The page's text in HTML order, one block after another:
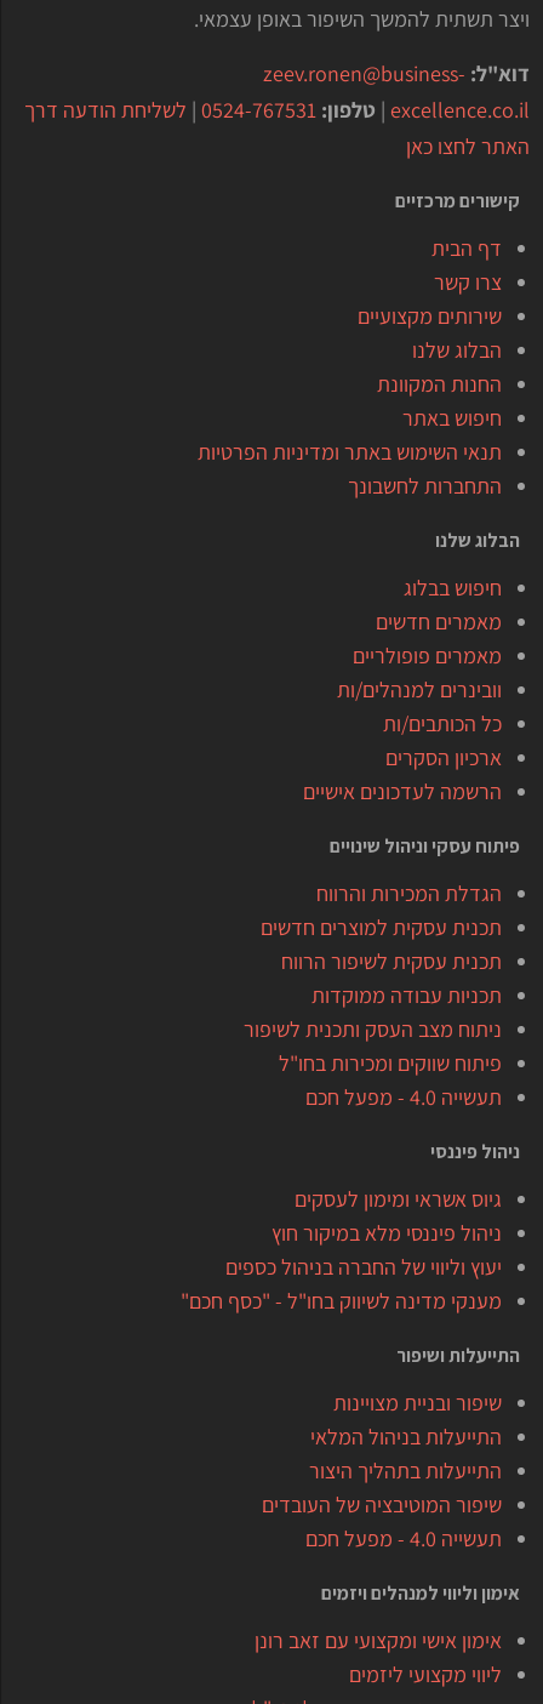
ויצר תשתית להמשך השיפור באופן עצמאי.
דוא"ל: zeev.ronen@business-
excellence.co.il
| טלפון: 0524-767531
| לשליחת הודעה דרך
האתר לחצו כאן
קישורים מרכזיים
דף הבית
צרו קשר
שירותים מקצועיים
הבלוג שלנו
החנות המקוונת
חיפוש באתר
תנאי השימוש באתר ומדיניות הפרטיות
התחברות לחשבונך
הבלוג שלנו
חיפוש בבלוג
מאמרים חדשים
מאמרים פופולריים
וובינרים למנהלים/ות
כל הכותבים/ות
ארכיון הסקרים
הרשמה לעדכונים אישיים
פיתוח עסקי וניהול שינויים
הגדלת המכירות והרווח
תכנית עסקית למוצרים חדשים
תכנית עסקית לשיפור הרווח
תכניות עבודה ממוקדות
ניתוח מצב העסק ותכנית לשיפור
פיתוח שווקים ומכירות בחו"ל
תעשייה 4.0 - מפעל חכם
ניהול פיננסי
גיוס אשראי ומימון לעסקים
ניהול פיננסי מלא במיקור חוץ
יעוץ וליווי של החברה בניהול כספים
מענקי מדינה לשיווק בחו"ל - "כסף חכם"
התייעלות ושיפור
שיפור ובניית מצויינות
התייעלות בניהול המלאי
התייעלות בתהליך היצור
שיפור המוטיבציה של העובדים
תעשייה 4.0 - מפעל חכם
אימון וליווי למנהלים ויזמים
אימון אישי ומקצועי עם זאב רונן
ליווי מקצועי ליזמים